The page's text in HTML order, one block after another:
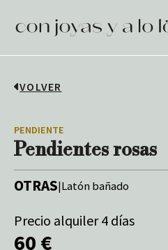
VOLVER
PENDIENTE
Pendientes rosas
OTRAS|Latón bañado
Precio alquiler 4 días
60 €